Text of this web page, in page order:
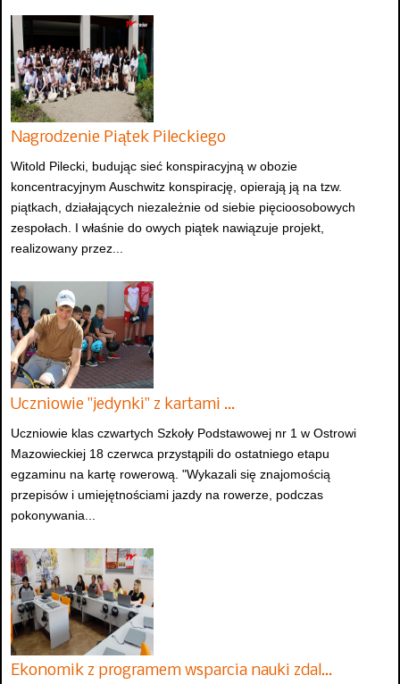
Nagrodzenie Piątek Pileckiego
Witold Pilecki, budując sieć konspiracyjną w obozie
koncentracyjnym Auschwitz konspirację, opierają ją na tzw.
piątkach, działających niezależnie od siebie pięcioosobowych
zespołach. I właśnie do owych piątek nawiązuje projekt,
realizowany przez...
Uczniowie "jedynki" z kartami …
Uczniowie klas czwartych Szkoły Podstawowej nr 1 w Ostrowi
Mazowieckiej 18 czerwca przystąpili do ostatniego etapu
egzaminu na kartę rowerową. "Wykazali się znajomością
przepisów i umiejętnościami jazdy na rowerze, podczas
pokonywania...
Ekonomik z programem wsparcia nauki zdal…